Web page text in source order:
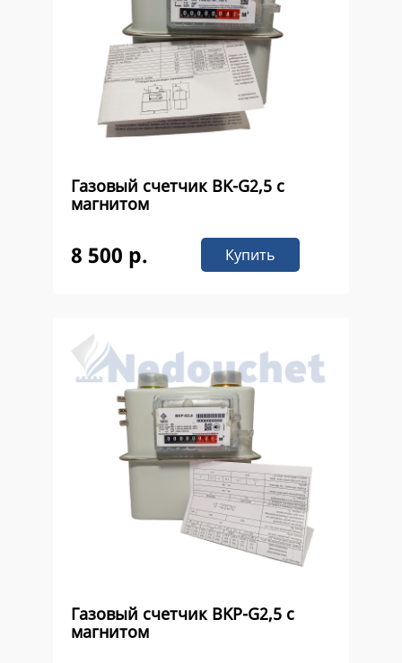
Газовый счетчик ВK-G2,5 с
магнитом
8 500 р. Купить
Газовый счетчик ВKР-G2,5 с
магнитом